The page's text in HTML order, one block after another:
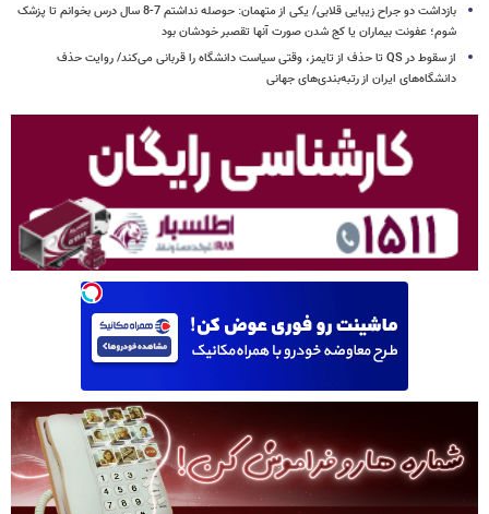
بازداشت دو جراح زیبایی قلابی/ یکی از متهمان: حوصله نداشتم 7-8 سال درس بخوانم تا پزشک
شوم؛ عفونت بیماران یا کج شدن صورت آنها تقصبر خودشان بود
از سقوط در QS تا حذف از تایمز، وقتی سیاست دانشگاه را قربانی می‌کند/ روایت حذف
دانشگاه‌های ایران از رتبه‌بندی‌های جهانی